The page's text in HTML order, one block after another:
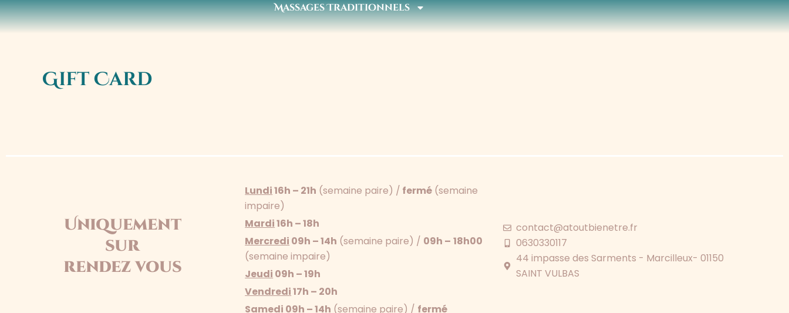
Massages Traditionnels
Gift Card
Uniquement
sur
rendez vous
Lundi16h – 21h (semaine paire) / fermé (semaine
impaire)
Mardi16h – 18h
Mercredi 09h – 14h (semaine paire) / 09h – 18h00
(semaine impaire)
Jeudi 09h – 19h
Vendredi17h – 20h
Samedi 09h – 14h (semaine paire) / fermé
contact@atoutbienetre.fr
0630330117
44 impasse des Sarments - Marcilleux- 01150
SAINT VULBAS